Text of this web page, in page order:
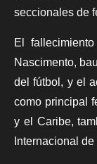
seccionales de
El
Nascimento,
del fútbol, y el
como principal
y el Caribe,
Internacional